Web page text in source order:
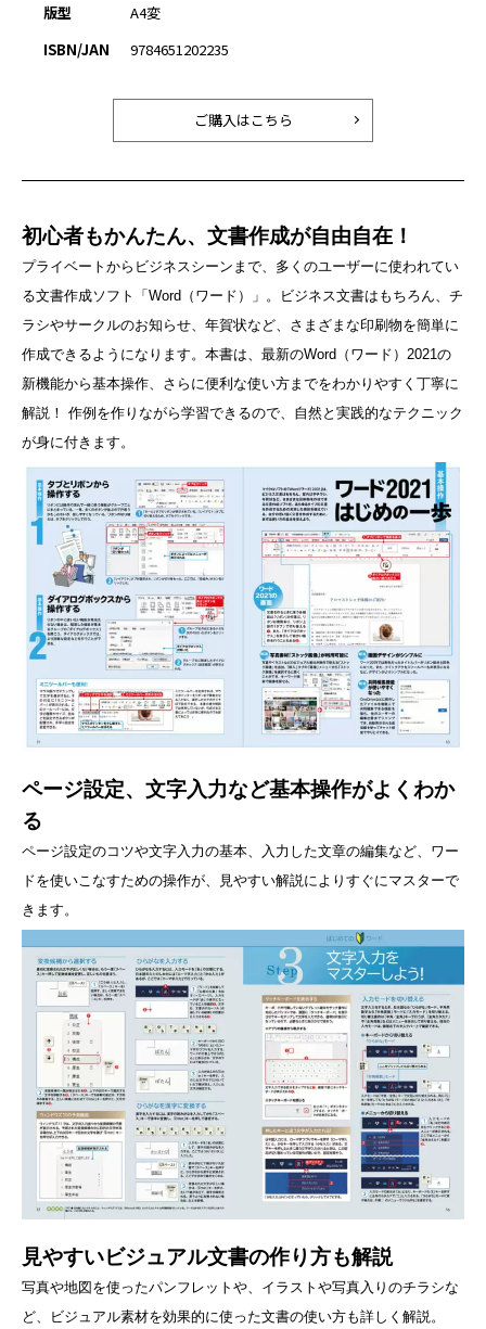
版型
A4変
ISBN/JAN
9784651202235
ご購入はこちら
初心者もかんたん、文書作成が自由自在！
プライベートからビジネスシーンまで、多くのユーザーに使われてい
る文書作成ソフト「Word（ワード）」。ビジネス文書はもちろん、チ
ラシやサークルのお知らせ、年賀状など、さまざまな印刷物を簡単に
作成できるようになります。本書は、最新のWord（ワード）2021の
新機能から基本操作、さらに便利な使い方までをわかりやすく丁寧に
解説！ 作例を作りながら学習できるので、自然と実践的なテクニック
が身に付きます。
ページ設定、文字入力など基本操作がよくわか
る
ページ設定のコツや文字入力の基本、入力した文章の編集など、ワー
ドを使いこなすための操作が、見やすい解説によりすぐにマスターで
きます。
見やすいビジュアル文書の作り方も解説
写真や地図を使ったパンフレットや、イラストや写真入りのチラシな
ど、ビジュアル素材を効果的に使った文書の使い方も詳しく解説。